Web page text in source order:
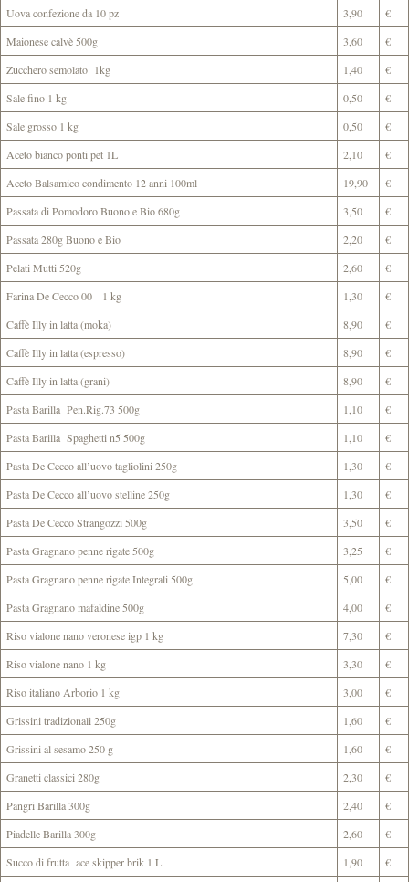
Uova confezione da 10 pz 3,90
€
Maionese calvè 500g
3,60
€
Zucchero semolato 1kg
1,40
€
Sale fino 1 kg
0,50
€
Sale grosso 1 kg
0,50
€
Aceto bianco ponti pet 1L
2,10
€
Aceto Balsamico condimento 12 anni 100ml
19,90
€
Passata di Pomodoro Buono e Bio 680g
3,50
€
Passata 280g Buono e Bio
2,20
€
Pelati Mutti 520g
2,60
€
Farina De Cecco 00 1 kg
1,30
€
Caffè Illy in latta (moka)
8,90
€
Caffè Illy in latta (espresso)
8,90
€
Caffè Illy in latta (grani)
8,90
€
Pasta Barilla Pen.Rig.73 500g
1,10
€
Pasta Barilla Spaghetti n5 500g
1,10
€
Pasta De Cecco all’uovo tagliolini 250g
1,30
€
Pasta De Cecco all’uovo stelline 250g
1,30
€
Pasta De Cecco Strangozzi 500g
3,50
€
Pasta Gragnano penne rigate 500g
3,25
€
Pasta Gragnano penne rigate Integrali 500g
5,00
€
Pasta Gragnano mafaldine 500g
4,00
€
Riso vialone nano veronese igp 1 kg
7,30
€
Riso vialone nano 1 kg
3,30
€
Riso italiano Arborio 1 kg
3,00
€
Grissini tradizionali 250g
1,60
€
Grissini al sesamo 250 g
1,60
€
Granetti classici 280g
2,30
€
Pangri Barilla 300g
2,40
€
Piadelle Barilla 300g
2,60
€
Succo di frutta ace skipper brik 1 L
1,90
€